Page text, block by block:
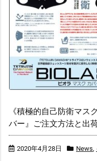
《積極的自己防衛マス
バー』ご注文方法と出
2020年4月28日 News,